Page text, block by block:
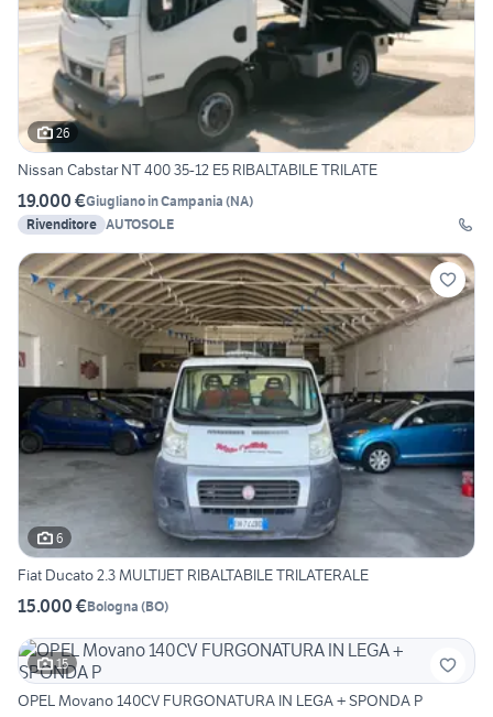
26
Nissan Cabstar NT 400 35-12 E5 RIBALTABILE TRILATE
19.000 €Giugliano in Campania (NA)
Rivenditore AUTOSOLE
6
Fiat Ducato 2.3 MULTIJET RIBALTABILE TRILATERALE
15.000 €Bologna (BO)
15
OPEL Movano 140CV FURGONATURA IN LEGA + SPONDA P